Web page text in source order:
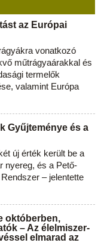
az Európai
vonatkozó
műtrágyaárakkal és
termelők
valamint Európa
Gyűjteménye és a
új érték került be a
nyereg, és a Pető-
– jelentette
októberben,
– Az élelmiszer-
elmarad az